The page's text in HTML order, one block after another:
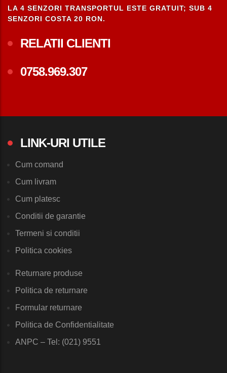
LA 4 SENZORI TRANSPORTUL ESTE GRATUIT; SUB 4
SENZORI COSTA 20 RON.
RELATII CLIENTI
0758.969.307
LINK-URI UTILE
Cum comand
Cum livram
Cum platesc
Conditii de garantie
Termeni si conditii
Politica cookies
Returnare produse
Politica de returnare
Formular returnare
Politica de Confidentialitate
ANPC – Tel: (021) 9551